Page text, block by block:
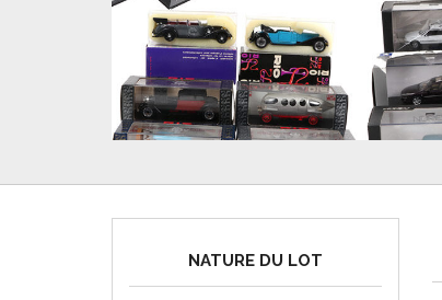
NATURE DU LOT